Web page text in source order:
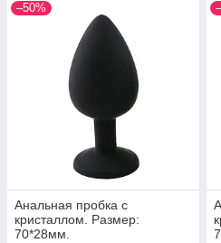
–50%
Анальная пробка с
кристаллом. Размер:
70*28мм.